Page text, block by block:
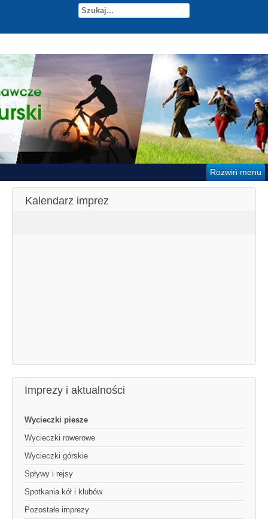
Rozwiń menu
Kalendarz imprez
Imprezy i aktualności
Wycieczki piesze
Wycieczki rowerowe
Wycieczki górskie
Spływy i rejsy
Spotkania kół i klubów
Pozostałe imprezy